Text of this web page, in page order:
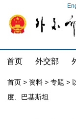
首页 外交部
首页 > 资料 > 专题 >
度、巴基斯坦